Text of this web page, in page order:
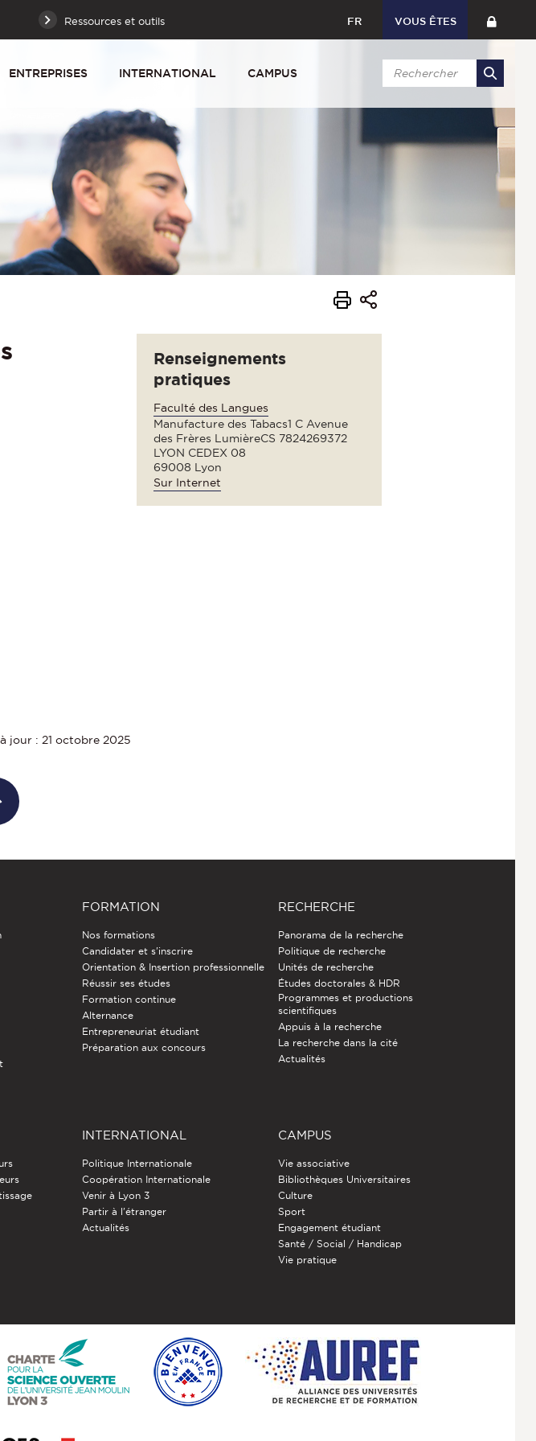
Ressources et outils FR VOUS ÊTES
ENTREPRISES INTERNATIONAL CAMPUS
Renseignements
pratiques
Faculté des Langues
Manufacture des Tabacs1 C Avenue
des Frères LumièreCS 7824269372
LYON CEDEX 08
69008 Lyon
Sur Internet
jour : 21 octobre 2025
FORMATION
Nos formations
Candidater et s'inscrire
Orientation & Insertion professionnelle
Réussir ses études
Formation continue
Alternance
Entrepreneuriat étudiant
Préparation aux concours
RECHERCHE
Panorama de la recherche
Politique de recherche
Unités de recherche
Études doctorales & HDR
Programmes et productions
scientifiques
Appuis à la recherche
La recherche dans la cité
Actualités
INTERNATIONAL
Politique Internationale
Coopération Internationale
Venir à Lyon 3
Partir à l'étranger
Actualités
CAMPUS
Vie associative
Bibliothèques Universitaires
Culture
Sport
Engagement étudiant
Santé / Social / Handicap
Vie pratique